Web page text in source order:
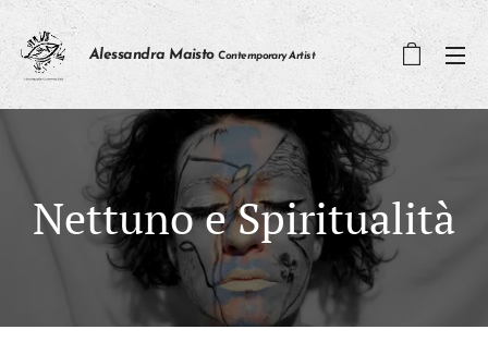
Alessandra MaistoContemporary Artist
Nettuno e Spiritualità